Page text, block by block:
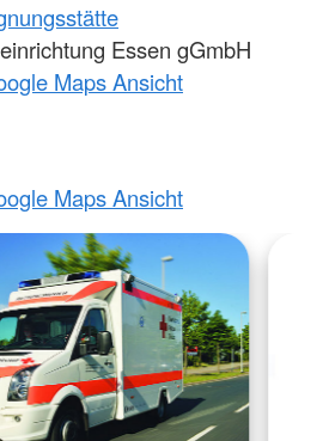
Essen gGmbH
Maps Ansicht
Maps Ansicht